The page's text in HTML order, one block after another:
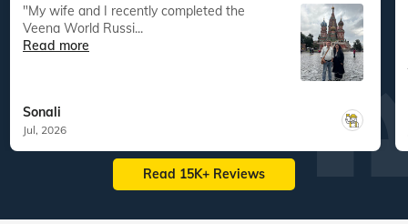
"My wife and I recently completed the
Veena World Russi...
Read more
Sonali
Jul, 2026
Read 15K+ Reviews